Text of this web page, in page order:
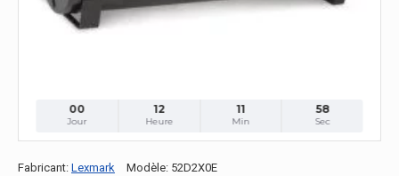
00
Jour
12
Heure
11
Min
57
Sec
Fabricant: Lexmark Modèle: 52D2X0E